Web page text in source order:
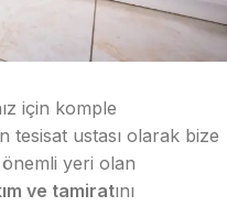
için komple
tesisat ustası olarak bize
önemli yeri olan
ve tamiratını